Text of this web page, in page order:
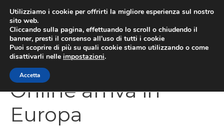
contenuto
Dynasty Warriors
Online arriva in
Europa
Utilizziamo i cookie per offrirti la migliore esperienza sul nostro
sito web.
Cliccando sulla pagina, effettuando lo scroll o chiudendo il
banner, presti il consenso all’uso di tutti i cookie
Puoi scoprire di più su quali cookie stiamo utilizzando o come
disattivarli nelle impostazioni.
Accetta